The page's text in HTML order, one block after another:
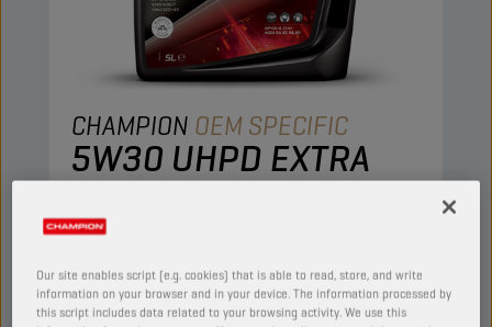
CHAMPION OEM SPECIFIC
5W30 UHPD EXTRA
Synthetische motorolie met verhoogde
oxidatiestabiliteit en weerstand tegen
schuimvorming. Hoge afschuifweerstand en
behoud van de uitstekende eigenschappen
Our site enables script (e.g. cookies) that is able to read, store, and write
information on your browser and in your device. The information processed by
this script includes data related to your browsing activity. We use this